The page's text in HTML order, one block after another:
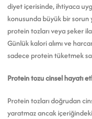
diyet içerisinde, ihtiyaca
konusunda büyük bir
protein tozları veya şeker
Günlük kalori alımı ve
sadece protein tüketmek
Protein tozu cinsel hayatı
Protein tozları doğrudan
yaratmaz ancak